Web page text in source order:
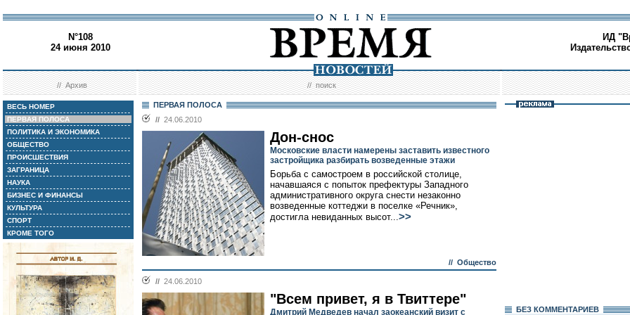
N°108
24 июня 2010
ИД
//Архив //поиск
ВЕСЬ НОМЕР
ПЕРВАЯ ПОЛОСА
ПОЛИТИКА И ЭКОНОМИКА
ОБЩЕСТВО
ПРОИСШЕСТВИЯ
ЗАГРАНИЦА
НАУКА
БИЗНЕС И ФИНАНСЫ
КУЛЬТУРА
СПОРТ
КРОМЕ ТОГО
ПЕРВАЯ ПОЛОСА
// 24.06.2010
Дон-снос
Московские власти намерены заставить известного
застройщика разбирать возведенные этажи
Борьба с самостроем в российской столице,
начавшаяся с попыток префектуры Западного
административного округа снести незаконно
возведенные коттеджи в поселке «Речник»,
достигла невиданных высот...>>
// Общество
// 24.06.2010
"Всем привет, я в Твиттере"
Дмитрий Медведев начал заокеанский визит с
БЕЗ КОМMЕНТАРИЕВ